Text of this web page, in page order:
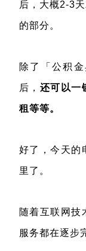
后，大概2-3
的部分。
除了「公积
后， 还可以一
租等等。
好了，今天的
里了。
随着互联网技
服务都在逐步